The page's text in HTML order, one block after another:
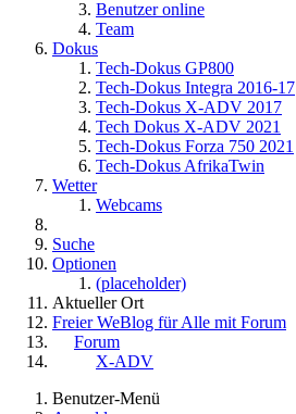
Benutzer online
Team
Dokus
Tech-Dokus GP800
Tech-Dokus Integra 2016-17
Tech-Dokus X-ADV 2017
Tech Dokus X-ADV 2021
Tech-Dokus Forza 750 2021
Tech-Dokus AfrikaTwin
Wetter
Webcams
Suche
Optionen
(placeholder)
Aktueller Ort
Freier WeBlog für Alle mit Forum
Forum
X-ADV
Benutzer-Menü